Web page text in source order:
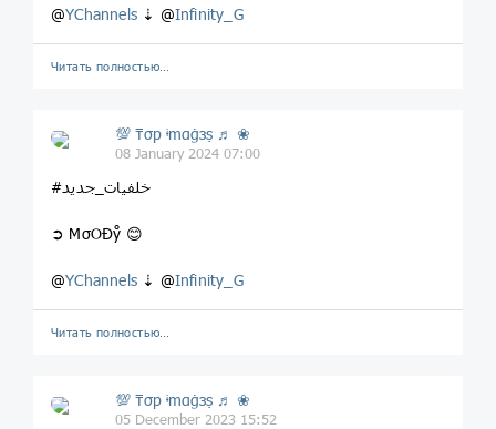
@YChannels ⇣ @Infinity_G
Читать полностью…
💯 ₸σp ᶤmαġзṣ ♬ ❀
08 January 2024 07:00
#خلفيات_جديد
➲ MσOĐẙ 😊
@YChannels ⇣ @Infinity_G
Читать полностью…
💯 ₸σp ᶤmαġзṣ ♬ ❀
05 December 2023 15:52